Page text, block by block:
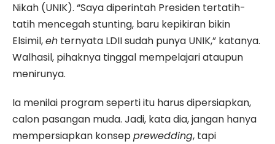
Nikah (UNIK). “Saya diperintah Presiden tertatih-
tatih mencegah stunting, baru kepikiran bikin
Elsimil,eh ternyata LDII sudah punya UNIK,” katanya.
Walhasil, pihaknya tinggal mempelajari ataupun
menirunya.
Ia menilai program seperti itu harus dipersiapkan,
calon pasangan muda. Jadi, kata dia, jangan hanya
mempersiapkan konsepprewedding, tapi